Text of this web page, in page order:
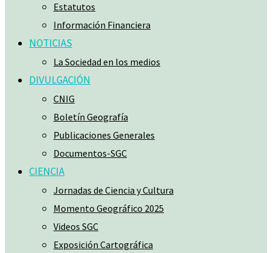
Estatutos
Información Financiera
NOTICIAS
La Sociedad en los medios
DIVULGACIÓN
CNIG
Boletín Geografía
Publicaciones Generales
Documentos-SGC
CIENCIA
Jornadas de Ciencia y Cultura
Momento Geográfico 2025
Videos SGC
Exposición Cartográfica